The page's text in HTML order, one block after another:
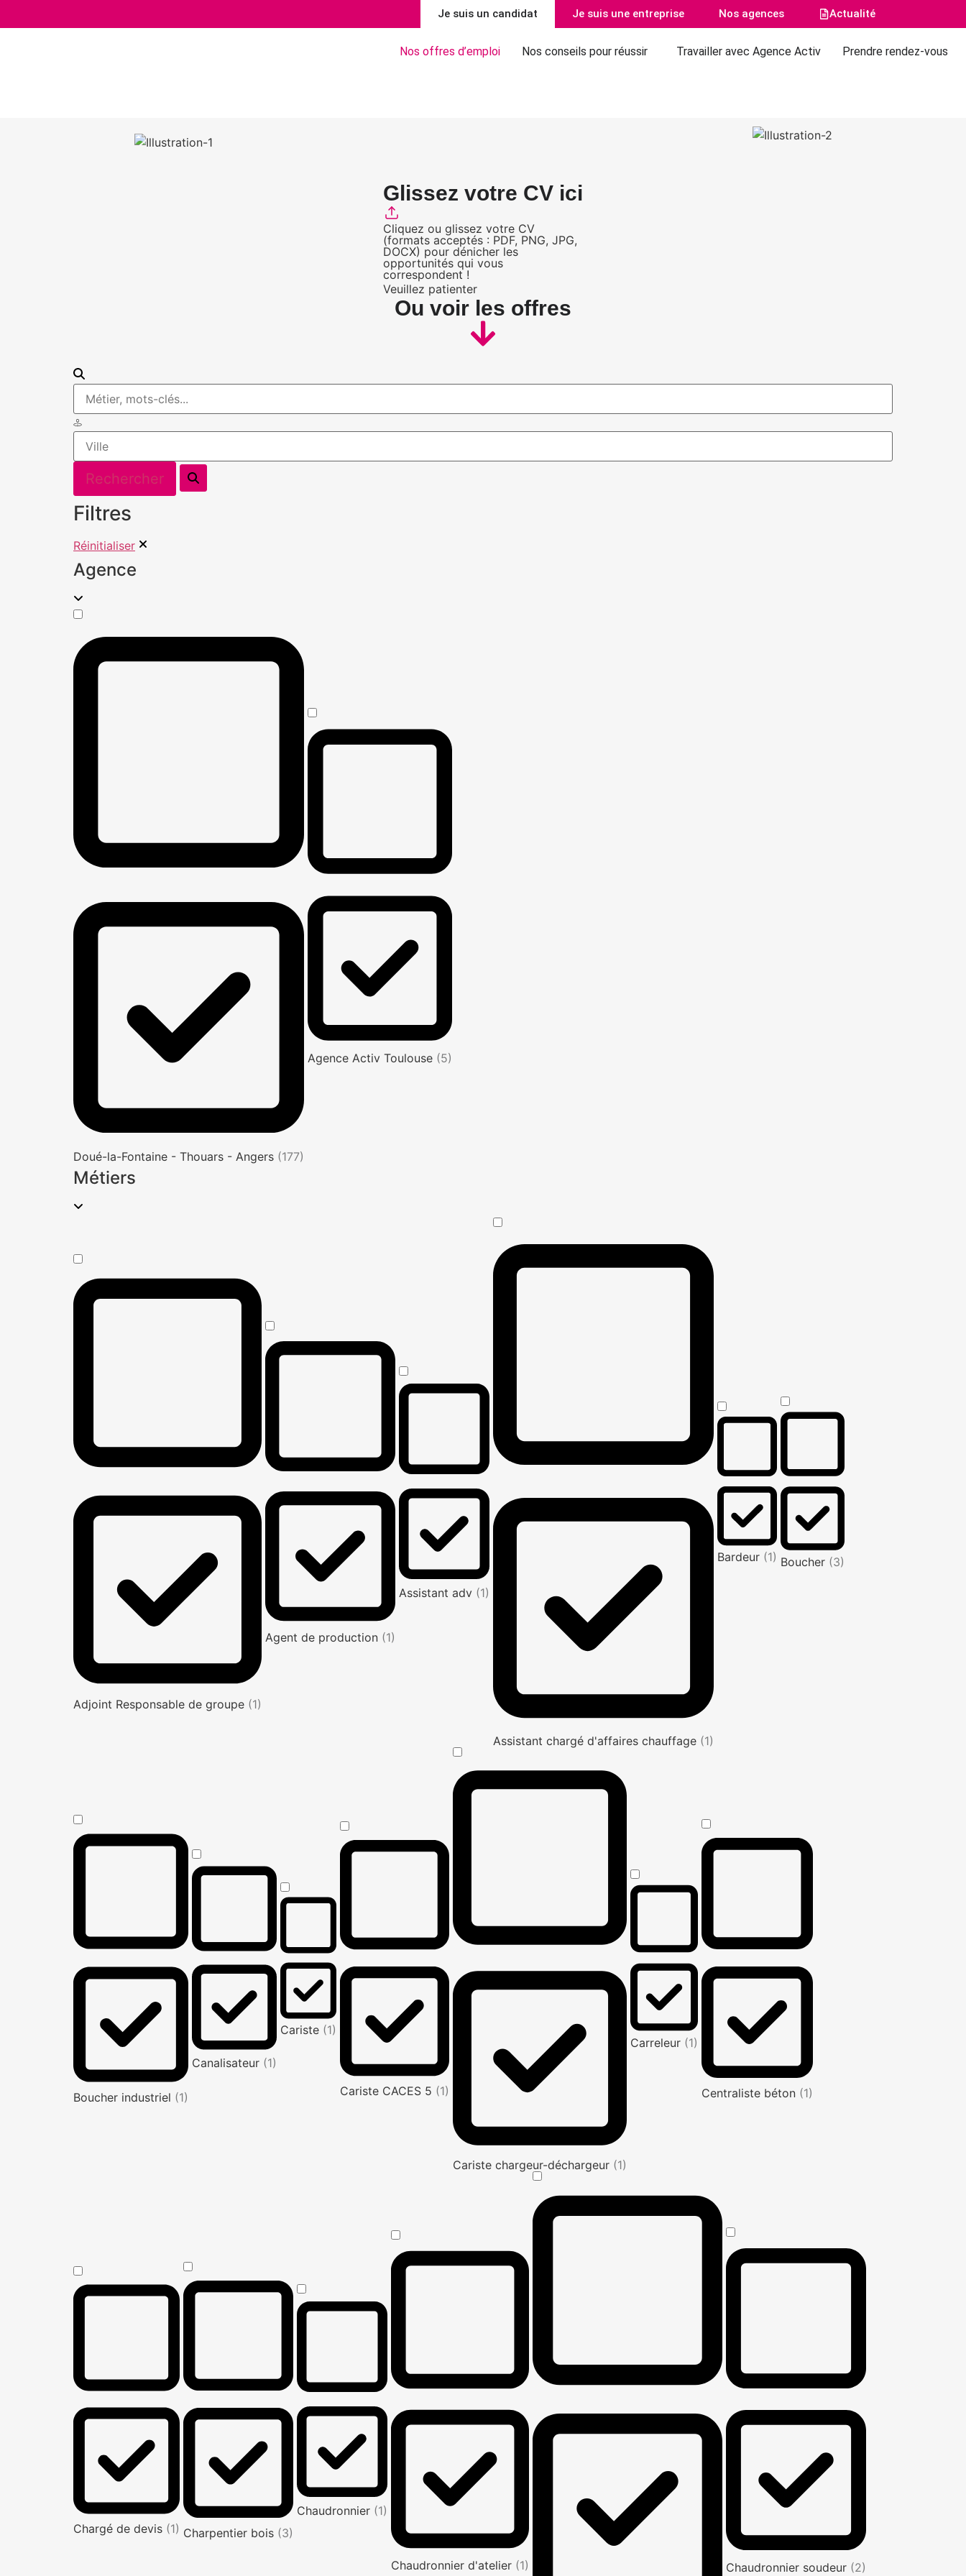
Je suis un candidat Je suis une entreprise Nos agences Actualité
Nos offres d’emploi Nos conseils pour réussir Travailler avec Agence Activ Prendre rendez-vous
Glissez votre CV ici
Cliquez ou glissez votre CV
(formats acceptés : PDF, PNG, JPG,
DOCX) pour dénicher les
opportunités qui vous
correspondent !
Veuillez patienter
Ou voir les offres
Filtres
Réinitialiser
Agence
Doué-la-Fontaine - Thouars - Angers (177)
Agence Activ Toulouse (5)
Métiers
Adjoint Responsable de groupe (1)
Agent de production (1)
Assistant adv (1)
Assistant chargé d'affaires chauffage (1)
Bardeur (1) Boucher (3)
Boucher industriel (1)
Canalisateur (1)
Cariste (1)
Cariste CACES 5 (1)
Cariste chargeur-déchargeur (1)
Carreleur (1)
Centraliste béton (1)
Chargé de devis (1) Charpentier bois (3)
Chaudronnier (1)
Chaudronnier d'atelier (1) Chaudronnier soudeur (2)